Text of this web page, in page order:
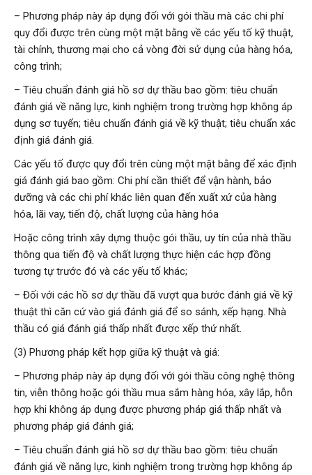
– Phương pháp này áp dụng đối với gói thầu mà các chi phí
quy đổi được trên cùng một mặt bằng về các yếu tố kỹ thuật,
tài chính, thương mại cho cả vòng đời sử dụng của hàng hóa,
công trình;
– Tiêu chuẩn đánh giá hồ sơ dự thầu bao gồm: tiêu chuẩn
đánh giá về năng lực, kinh nghiệm trong trường hợp không áp
dụng sơ tuyển; tiêu chuẩn đánh giá về kỹ thuật; tiêu chuẩn xác
định giá đánh giá.
Các yếu tố được quy đổi trên cùng một mặt bằng để xác định
giá đánh giá bao gồm: Chi phí cần thiết để vận hành, bảo
dưỡng và các chi phí khác liên quan đến xuất xứ của hàng
hóa, lãi vay, tiến độ, chất lượng của hàng hóa
Hoặc công trình xây dựng thuộc gói thầu, uy tín của nhà thầu
thông qua tiến độ và chất lượng thực hiện các hợp đồng
tương tự trước đó và các yếu tố khác;
– Đối với các hồ sơ dự thầu đã vượt qua bước đánh giá về kỹ
thuật thì căn cứ vào giá đánh giá để so sánh, xếp hạng. Nhà
thầu có giá đánh giá thấp nhất được xếp thứ nhất.
(3) Phương pháp kết hợp giữa kỹ thuật và giá:
– Phương pháp này áp dụng đối với gói thầu công nghệ thông
tin, viễn thông hoặc gói thầu mua sắm hàng hóa, xây lắp, hỗn
hợp khi không áp dụng được phương pháp giá thấp nhất và
phương pháp giá đánh giá;
– Tiêu chuẩn đánh giá hồ sơ dự thầu bao gồm: tiêu chuẩn
đánh giá về năng lực, kinh nghiệm trong trường hợp không áp